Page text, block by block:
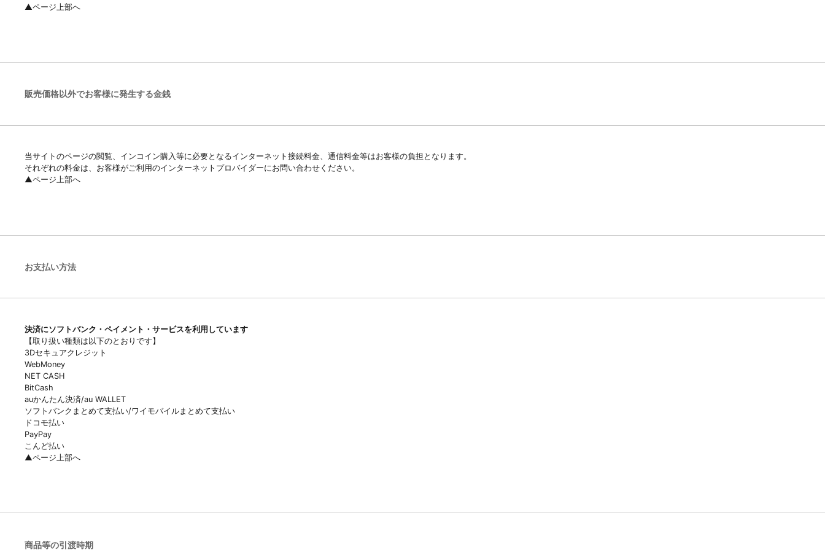
▲ページ上部へ
販売価格以外でお客様に発生する金銭
当サイトのページの閲覧、インコイン購入等に必要となるインターネット接続料金、通信料金等はお客様の負担となります。
それぞれの料金は、お客様がご利用のインターネットプロバイダーにお問い合わせください。
▲ページ上部へ
お支払い方法
決済にソフトバンク・ペイメント・サービスを利用しています
【取り扱い種類は以下のとおりです】
3Dセキュアクレジット
WebMoney
NET CASH
BitCash
auかんたん決済/au WALLET
ソフトバンクまとめて支払い/ワイモバイルまとめて支払い
ドコモ払い
PayPay
こんど払い
▲ページ上部へ
商品等の引渡時期